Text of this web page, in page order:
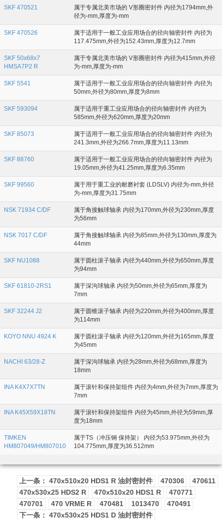
SKF 470521
属于专属北美市场的 V形圈密封件 内径为1794mm,外
径为-mm,厚度为-mm
SKF 470526
属于适用于一般工业应用场合的径向轴密封件 内径为
117.475mm,外径为152.43mm,厚度为12.7mm
SKF 50x68x7
HMSA7P2 R
属于专属北美市场的 V形圈密封件 内径为415mm,外径
为-mm,厚度为-mm
SKF 5541
属于适用于一般工业应用场合的径向轴密封件 内径为
50mm,外径为80mm,厚度为8mm
SKF 593094
属于适用于重工业应用场合的径向轴密封件 内径为
585mm,外径为620mm,厚度为20mm
SKF 85073
属于适用于一般工业应用场合的径向轴密封件 内径为
241.3mm,外径为266.7mm,厚度为11.13mm
SKF 88760
属于适用于一般工业应用场合的径向轴密封件 内径为
19.05mm,外径为41.25mm,厚度为6.35mm
SKF 99560
属于用于重工业的耐磨衬套 (LDSLV) 内径为-mm,外径
为-mm,厚度为31.75mm
NSK 71934 C/DF
属于角接触球轴承 内径为170mm,外径为230mm,厚度
为56mm
NSK 7017 C/DF
属于角接触球轴承 内径为85mm,外径为130mm,厚度为
44mm
SKF NU1088
属于圆柱滚子轴承 内径为440mm,外径为650mm,厚度
为94mm
SKF 61810-2RS1
属于深沟球轴承 内径为50mm,外径为65mm,厚度为
7mm
SKF 32244 J2
属于圆锥滚子轴承 内径为220mm,外径为400mm,厚度
为114mm
KOYO NNU 4924 K
属于圆柱滚子轴承 内径为120mm,外径为165mm,厚度
为45mm
NACHI 63/28-Z
属于深沟球轴承 内径为28mm,外径为68mm,厚度为
18mm
INA K4X7X7TN
属于滚针和保持架组件 内径为4mm,外径为7mm,厚度为
7mm
INA K45X59X18TN
属于滚针和保持架组件 内径为45mm,外径为59mm,厚
度为18mm
TIMKEN
HM807049/HM807010
属于TS（冲压钢 保持架） 内径为53.975mm,外径为
104.775mm,厚度为36.512mm
上一条： 470x510x20 HDS1 R 油封密封件 470306
470611
470x530x25 HDS2 R
470x510x20 HDS1 R
470771
470701
470 VRME R 470481 1013470
470491
下一条： 470x530x25 HDS1 D 油封密封件